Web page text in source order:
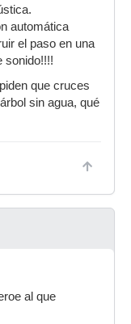
automática
el paso en una
sonido!!!!
que cruces
sin agua, qué
al que